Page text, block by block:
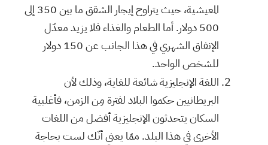
المعيشية، حيث يتراوح إيجار الشقق ما بين 350 إلى
500 دولار. أما الطعام والغذاء فلا يزيد معدّل
الإنفاق الشهري في هذا الجانب عن 150 دولار
للشخص الواحد.
اللغة الإنجليزية شائعة للغاية، وذلك لأن
البريطانيين حكموا البلاد لفترة مِن الزمن، فأغلبية
السكان يتحدثون الإنجليزية أفضل من اللغات
الأخرى في هذا البلد. ممّا يعني أنّك لست بحاجة